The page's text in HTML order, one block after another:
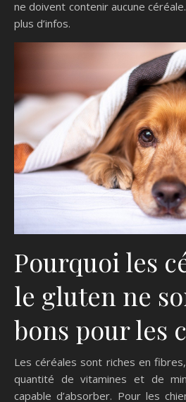
ne doivent contenir aucune
plus d’infos.
Pourquoi les
le gluten ne
bons pour les
Les céréales sont riches en
quantité de vitamines et de
capable d’absorber. Pour les